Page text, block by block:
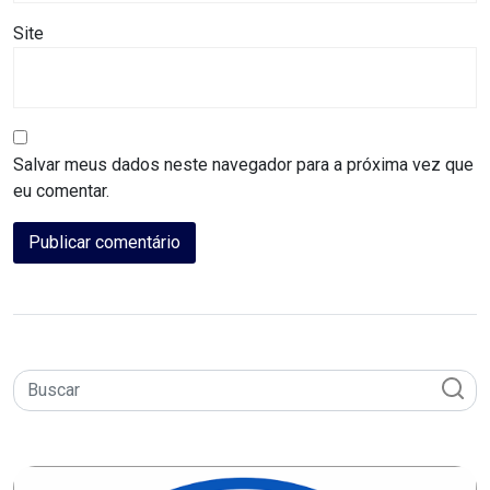
DE
CARNAUBAIS
CARNAVAL
CARNAVAL
MACAU
CARNAVAL
Site
Salvar meus dados neste navegador para a próxima vez que
eu comentar.